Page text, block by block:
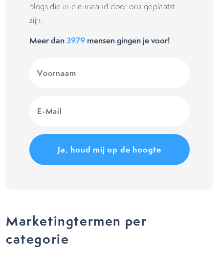
blogs die in die maand door ons geplaatst
zijn.
Meer dan3979 mensen gingen je voor!
(Vereist)
Mail
Marketingtermen per
categorie